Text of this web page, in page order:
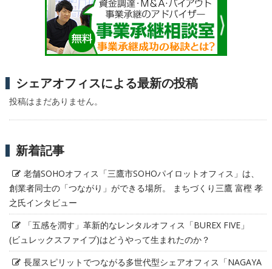
シェアオフィスによる最新の投稿
投稿はまだありません。
新着記事
老舗SOHOオフィス「三鷹市SOHOパイロットオフィス」は、
創業者同士の「つながり」ができる場所。 まちづくり三鷹 富樫 孝
之氏インタビュー
「五感を潤す」革新的なレンタルオフィス「BUREX FIVE」
(ビュレックスファイブ)はどうやって生まれたのか？
長屋スピリットでつながる多世代型シェアオフィス「NAGAYA